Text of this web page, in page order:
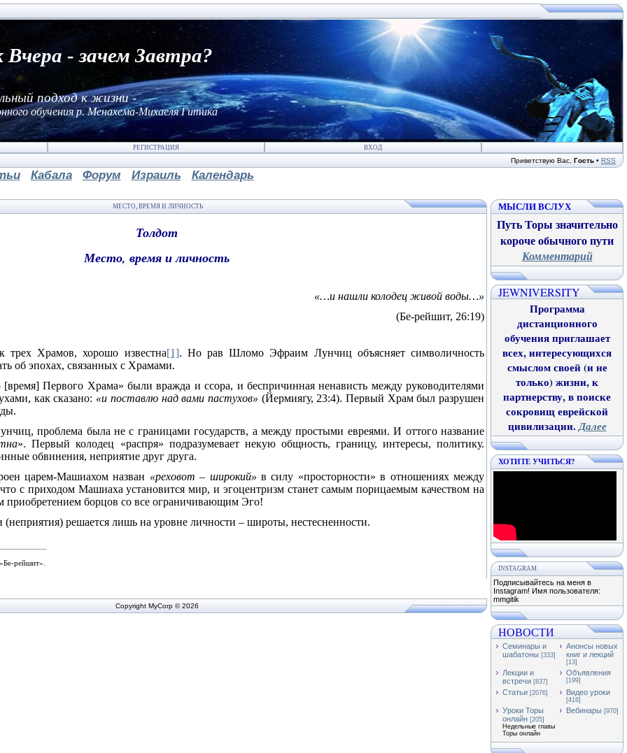
Вчера - зачем Завтра?
подход к жизни -
обучения р. Менахема-Михаеля Гитика
РЕГИСТРАЦИЯ ВХОД
Приветствую Вас Гость • RSS
Кабала Форум Израиль Календарь
МЕСТО, ВРЕМЯ И ЛИЧНОСТЬ
Толдот
Место, время и личность
«…и нашли колодец живой воды…»
(Бе-рейшит, 26:19)
трех Храмов, хорошо известна[1]. Но рав Шломо Эфраим Лунчиц объясняет символичность
об эпохах, связанных с Храмами.
[время]Первого Храма» были вражда и ссора, и беспричинная ненависть между руководителями
как сказано: «и поставлю над вами пастухов» (Йермияґу, 23:4). Первый Храмбыл разрушен
проблема была не с границами государств, а между простыми евреями. И оттого название
». Первый колодец «распря» подразумевает некую общность, границу, интересы, политику.
обвинения, неприятие друг друга.
царем-Машиахом назван «реховот – широкий» в силу «просторности» в отношениях между
с приходом Машиаха установится мир, и эгоцентризм станет самым порицаемым качеством на
приобретением борцов со все ограничивающим Эго!
решается лишь на уровне личности – широты, нестесненности.
рейшит».
Copyright MyCorp © 2026
МЫСЛИ ВСЛУХ
Путь Торы значительно
короче обычного пути
Комментарий
JEWNIVERSITY
Программа
дистанционного
обучения приглашает
всех, интересующихся
смыслом своей (и не
только) жизни, к
партнерству, в поиске
сокровищ еврейской
цивилизации.Далее
ХОТИТЕ УЧИТЬСЯ?
INSTAGRAM
Подписывайтесь на меня в
Instagram! Имя пользователя:
mmgitik
НОВОСТИ
Семинары и
шабатоны [333]
Анонсы новых
книг и лекций
[13]
Лекции и
встречи [837]
Объявления
[199]
Статьи [2076] Видео уроки
[416]
Уроки Торы
онлайн [205]
Недельные главы
Торы онлайн
Вебинары [970]